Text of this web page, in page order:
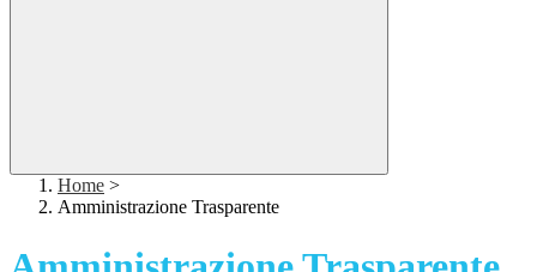
Home >
Amministrazione Trasparente